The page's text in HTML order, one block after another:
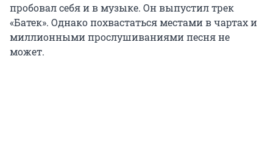
пробовал себя и в музыке. Он выпустил трек
«Батек». Однако похвастаться местами в чартах и
миллионными прослушиваниями песня не
может.